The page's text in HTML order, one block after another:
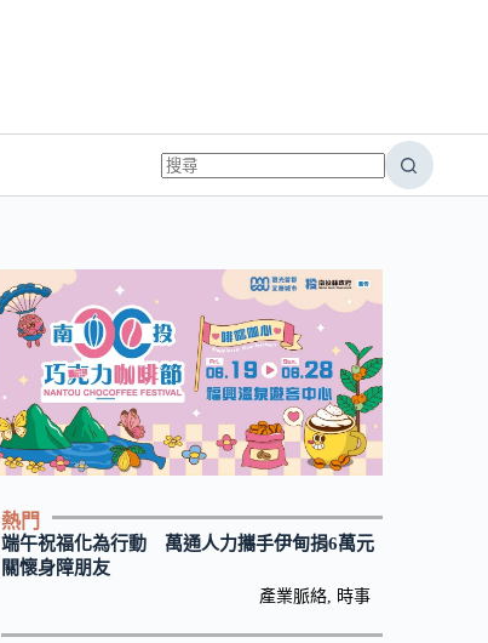
熱門
端午祝福化為行動 萬通人力攜手伊甸捐6萬元
關懷身障朋友
產業脈絡, 時事